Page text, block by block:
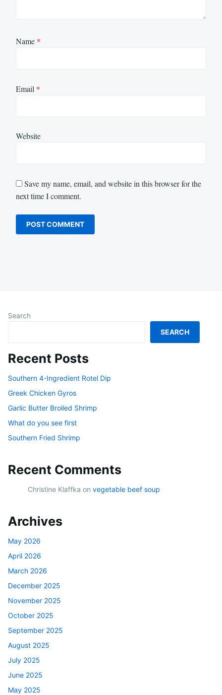
Name *
Email *
Website
Save my name, email, and website in this browser for the
next time I comment.
Search
SEARCH
Recent Posts
Southern 4-Ingredient Rotel Dip
Greek Chicken Gyros
Garlic Butter Broiled Shrimp
What do you see first
Southern Fried Shrimp
Recent Comments
Christine Klaffka on vegetable beef soup
Archives
May 2026
April 2026
March 2026
December 2025
November 2025
October 2025
September 2025
August 2025
July 2025
June 2025
May 2025